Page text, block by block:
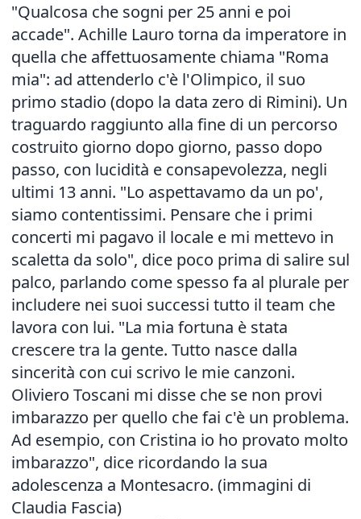
"Qualcosa che sogni per 25 anni e poi
accade". Achille Lauro torna da imperatore in
quella che affettuosamente chiama "Roma
mia": ad attenderlo c'è l'Olimpico, il suo
primo stadio (dopo la data zero di Rimini). Un
traguardo raggiunto alla fine di un percorso
costruito giorno dopo giorno, passo dopo
passo, con lucidità e consapevolezza, negli
ultimi 13 anni. "Lo aspettavamo da un po',
siamo contentissimi. Pensare che i primi
concerti mi pagavo il locale e mi mettevo in
scaletta da solo", dice poco prima di salire sul
palco, parlando come spesso fa al plurale per
includere nei suoi successi tutto il team che
lavora con lui. "La mia fortuna è stata
crescere tra la gente. Tutto nasce dalla
sincerità con cui scrivo le mie canzoni.
Oliviero Toscani mi disse che se non provi
imbarazzo per quello che fai c'è un problema.
Ad esempio, con Cristina io ho provato molto
imbarazzo", dice ricordando la sua
adolescenza a Montesacro. (immagini di
Claudia Fascia)